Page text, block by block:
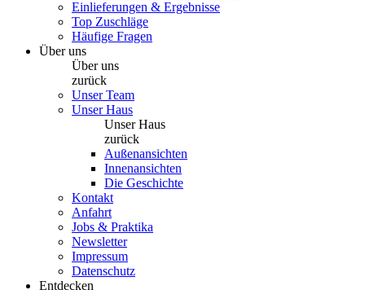
Einlieferungen & Ergebnisse
Top Zuschläge
Häufige Fragen
Über uns
Über uns
zurück
Unser Team
Unser Haus
Unser Haus
zurück
Außenansichten
Innenansichten
Die Geschichte
Kontakt
Anfahrt
Jobs & Praktika
Newsletter
Impressum
Datenschutz
Entdecken